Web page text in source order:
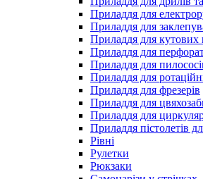
Приладдя для
Приладдя для
Приладдя для
Приладдя для
Приладдя для
Приладдя для
Приладдя для фрезерів
Приладдя для
Приладдя для
Приладдя пістолетів
Рівні
Рулетки
Рюкзаки